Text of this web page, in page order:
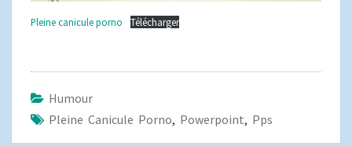
Pleine canicule porno Télécharger
Humour
Pleine Canicule Porno, Powerpoint, Pps